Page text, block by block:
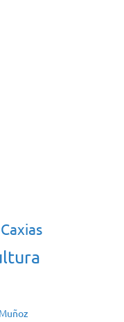
Caxias